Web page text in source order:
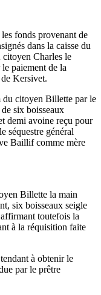
fonds provenant de
dans la caisse du
citoyen Charles le
paiement de la
Kersivet.
du citoyen Billette par le
six boisseaux
demi avoine reçu pour
séquestre général
Baillif comme mère
Billette la main
six boisseaux seigle
toutefois la
à la réquisition faite
à obtenir le
par le prêtre